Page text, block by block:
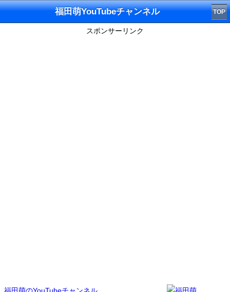
福田萌YouTubeチャンネル TOP
スポンサーリンク